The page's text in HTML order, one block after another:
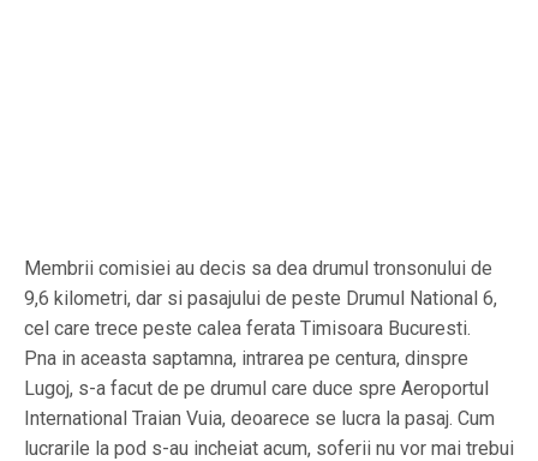
Membrii comisiei au decis sa dea drumul tronsonului de
9,6 kilometri, dar si pasajului de peste Drumul National 6,
cel care trece peste calea ferata Timisoara Bucuresti.
Pna in aceasta saptamna, intrarea pe centura, dinspre
Lugoj, s-a facut de pe drumul care duce spre Aeroportul
International Traian Vuia, deoarece se lucra la pasaj. Cum
lucrarile la pod s-au incheiat acum, soferii nu vor mai trebui